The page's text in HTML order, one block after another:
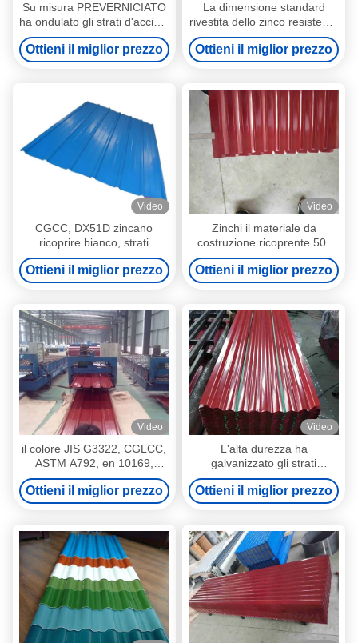
Su misura PREVERNICIATO
ha ondulato gli strati d'acciaio
del tetto per l'ornamento
della costruzione ha ondulato
gli strati d'acciaio del tetto
Ottieni il miglior prezzo
La dimensione standard
rivestita dello zinco resistente
ha ondulato gli strati d'acciaio
del tetto
Ottieni il miglior prezzo
Video
CGCC, DX51D zincano
ricoprire bianco, strati
d'acciaio ondulati PRE
DIPINTI rossi e blu del tetto
Ottieni il miglior prezzo
Video
Zinchi il materiale da
costruzione ricoprente 50-
180g/M2 ha ondulato gli
strati d'acciaio del tetto
Ottieni il miglior prezzo
Video
il colore JIS G3322, CGLCC,
ASTM A792, en 10169,
DX51D AZ ha ondulato gli
strati d'acciaio del tetto
Ottieni il miglior prezzo
Video
L'alta durezza ha
galvanizzato gli strati
d'acciaio durevoli del tetto ha
ondulato gli strati d'acciaio
del tetto
Ottieni il miglior prezzo